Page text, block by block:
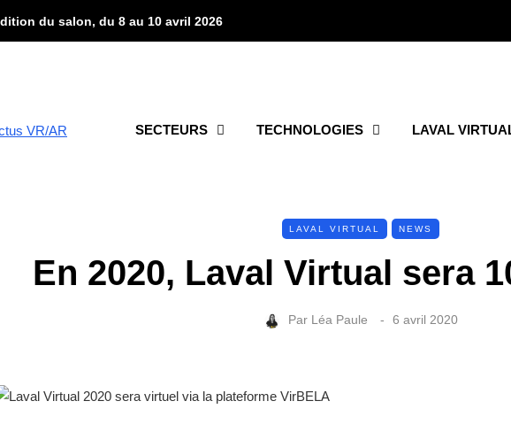
du salon, du 8 au 10 avril 2026
SECTEURS TECHNOLOGIES LAVAL
LAVAL VIRTUAL NEWS
En 2020, Laval Virtual sera
Par Léa Paule 6 avril 2020